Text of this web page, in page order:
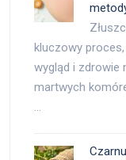
kluczowy
wygląd i zdrowie
martwych
…